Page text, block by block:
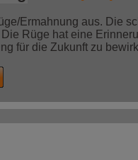
Ermahnung aus. Die
Rüge hat eine
für die Zukunft zu